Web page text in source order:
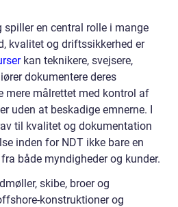
spiller en central rolle i mange
kvalitet og driftssikkerhed er
kan teknikere, svejsere,
dokumentere deres
mere målrettet med kontrol af
uden at beskadige emnerne. I
til kvalitet og dokumentation
inden for NDT ikke bare en
både myndigheder og kunder.
skibe, broer og
konstruktioner og